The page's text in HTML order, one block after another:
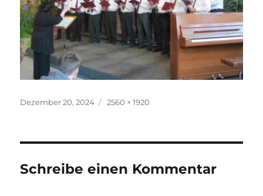
Veröffentlicht
Dezember 20, 2024 Originalgröße
2560 × 1920
Schreibe einen Kommentar